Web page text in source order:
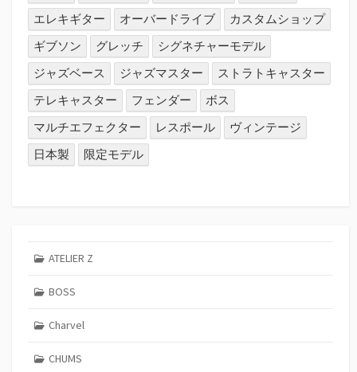
エレキギター
オーバードライブ
カスタムショップ
ギブソン
グレッチ
シグネチャーモデル
ジャズベース
ジャズマスター
ストラトキャスター
テレキャスター
フェンダー
ボス
マルチエフェクター
レスポール
ヴィンテージ
日本製
限定モデル
ATELIER Z
BOSS
Charvel
CHUMS